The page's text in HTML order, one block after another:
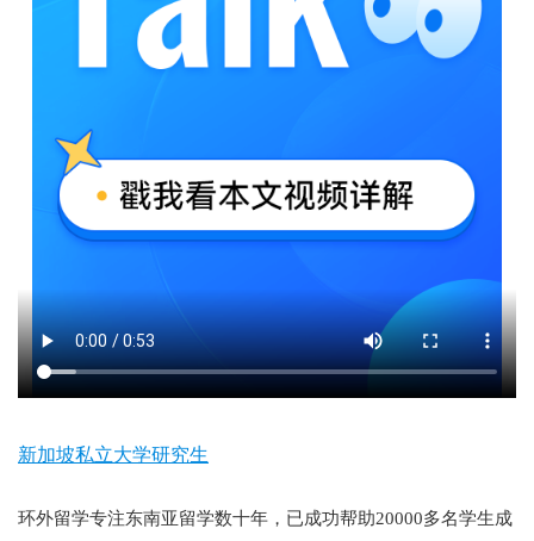
新加坡私立大学研究生
环外留学专注东南亚留学数十年，已成功帮助20000多名学生成